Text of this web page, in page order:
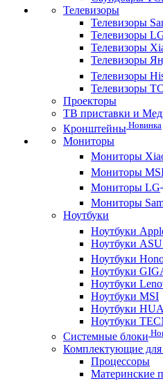
Телевизоры
Телевизоры
Телевизоры
Телевизоры
Телевизоры
Телевизоры
Телевизоры
Проекторы
ТВ приставки и
Кронштейны Новинка
Мониторы
Мониторы
Мониторы
Мониторы LG
Мониторы
Ноутбуки
Ноутбуки
Ноутбуки
Ноутбуки
Ноутбуки
Ноутбуки
Ноутбуки MSI
Ноутбуки
Ноутбуки
Системные блоки
Комплектующие
Процессоры
Материнские